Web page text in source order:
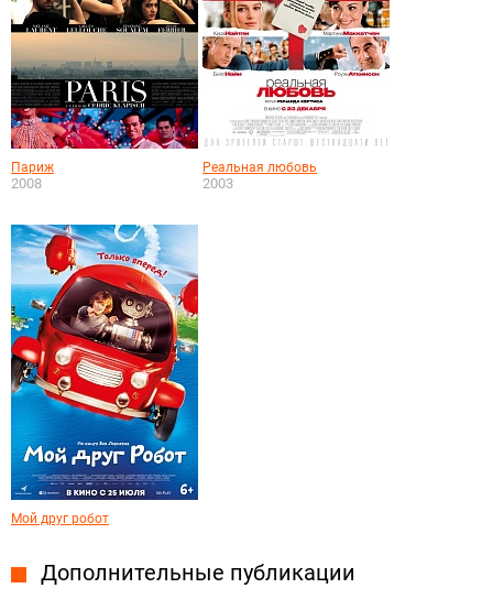
Париж
2008
Реальная любовь
2003
Мой друг робот
Дополнительные публикации